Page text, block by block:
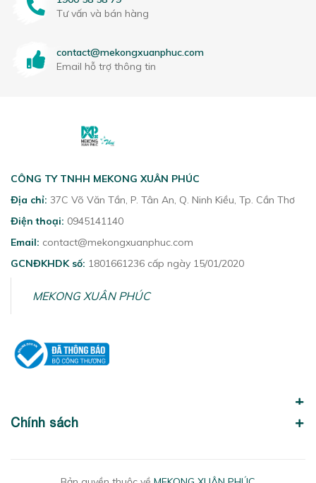
Tư vấn và bán hàng
contact@mekongxuanphuc.com
Email hỗ trợ thông tin
CÔNG TY TNHH MEKONG XUÂN PHÚC
Địa chỉ: 37C Võ Văn Tần, P. Tân An, Q. Ninh Kiều, Tp. Cần Thơ
Điện thoại: 0945141140
Email: contact@mekongxuanphuc.com
GCNĐKHDK số: 1801661236 cấp ngày 15/01/2020
MEKONG XUÂN PHÚC
Chính sách